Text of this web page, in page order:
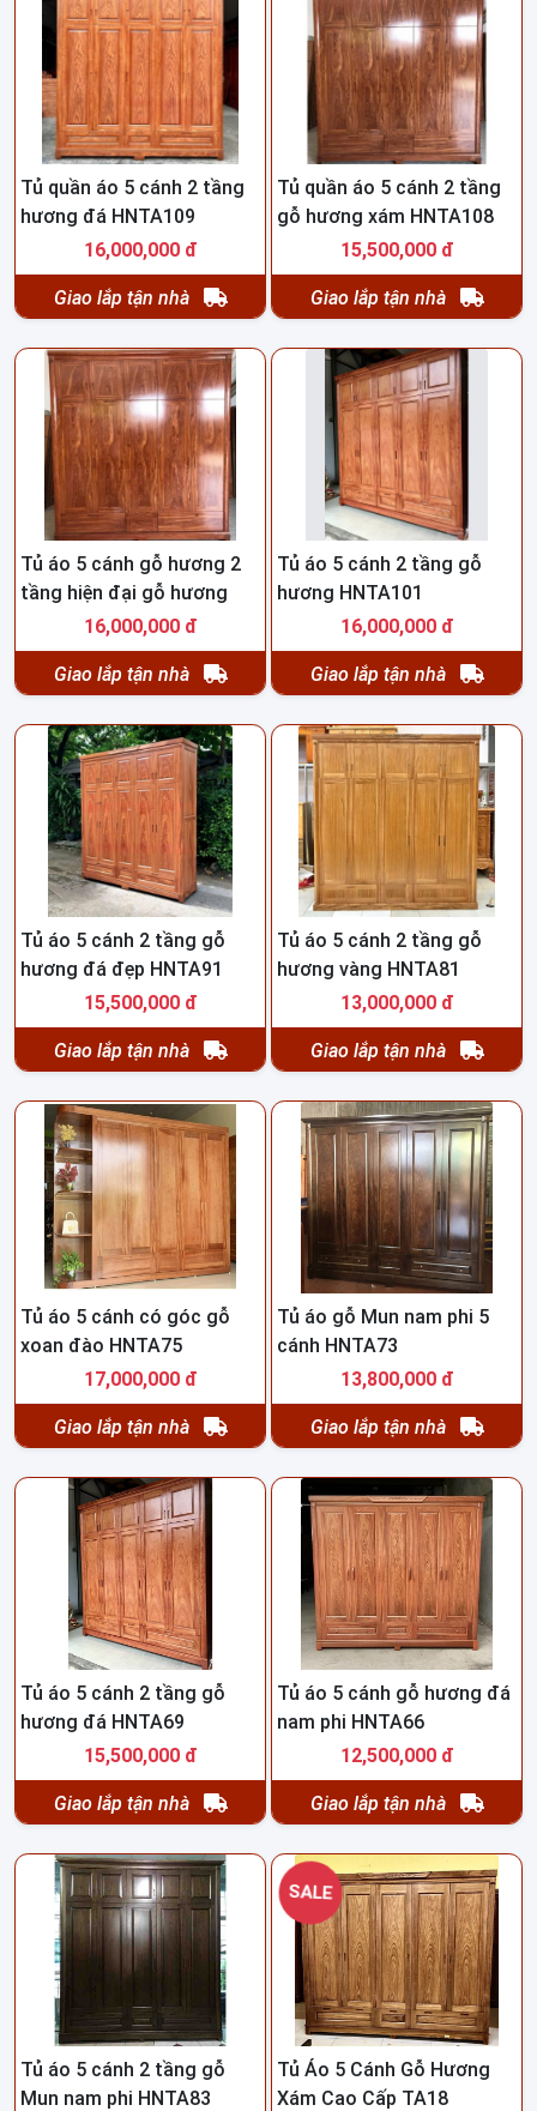
Tủ quần áo 5 cánh 2 tầng
hương đá HNTA109
16,000,000 đ
Giao lắp tận nhà
Tủ quần áo 5 cánh 2 tầng
gỗ hương xám HNTA108
15,500,000 đ
Giao lắp tận nhà
Tủ áo 5 cánh gỗ hương 2
tầng hiện đại gỗ hương
HNTA10616,000,000 đ
Giao lắp tận nhà
Tủ áo 5 cánh 2 tầng gỗ
hương HNTA101
16,000,000 đ
Giao lắp tận nhà
Tủ áo 5 cánh 2 tầng gỗ
hương đá đẹp HNTA91
15,500,000 đ
Giao lắp tận nhà
Tủ áo 5 cánh 2 tầng gỗ
hương vàng HNTA81
13,000,000 đ
Giao lắp tận nhà
Tủ áo 5 cánh có góc gỗ
xoan đào HNTA75
17,000,000 đ
Giao lắp tận nhà
Tủ áo gỗ Mun nam phi 5
cánh HNTA73
13,800,000 đ
Giao lắp tận nhà
Tủ áo 5 cánh 2 tầng gỗ
hương đá HNTA69
15,500,000 đ
Giao lắp tận nhà
Tủ áo 5 cánh gỗ hương đá
nam phi HNTA66
12,500,000 đ
Giao lắp tận nhà
Tủ áo 5 cánh 2 tầng gỗ
Mun nam phi HNTA83
SALE
Tủ Áo 5 Cánh Gỗ Hương
Xám Cao Cấp TA18